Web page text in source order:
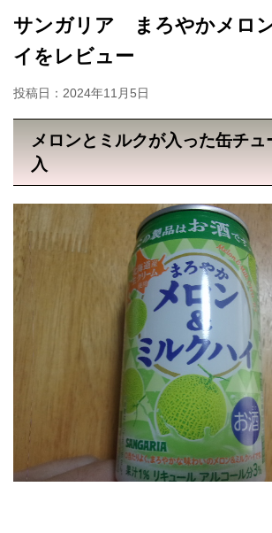
サンガリア まろやかメロ
イをレビュー
投稿日： 2024年11月5日
メロンとミルクが入った缶チュ
入